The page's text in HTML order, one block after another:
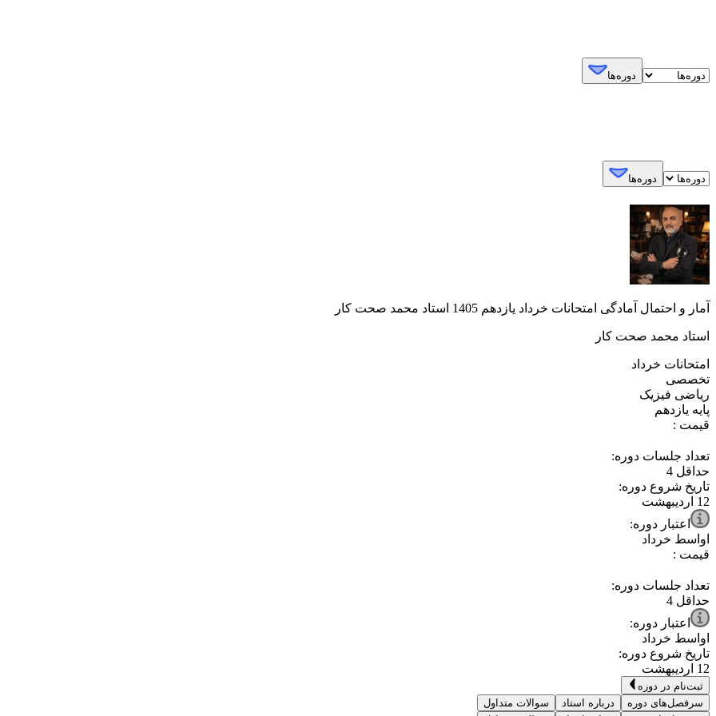
دوره‌ها
دوره‌ها
آمار و احتمال آمادگی امتحانات خرداد یازدهم 1405 استاد محمد صحت کار
استاد محمد صحت کار
⁧امتحانات خرداد⁩
⁧تخصصی⁩
⁧ریاضی فیزیک⁩
⁧پایه یازدهم⁩
قیمت :
تعداد جلسات دوره:
حداقل 4
تاریخ شروع دوره:
12 اردیبهشت
اعتبار دوره:
اواسط خرداد
قیمت :
تعداد جلسات دوره:
حداقل 4
اعتبار دوره:
اواسط خرداد
تاریخ شروع دوره:
12 اردیبهشت
ثبت‌نام در دوره
سرفصل‌های دوره
درباره استاد
سوالات متداول